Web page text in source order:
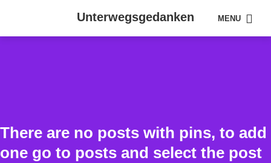
Unterwegsgedanken MENU
There are no posts with pins, to add
one go to posts and select the post